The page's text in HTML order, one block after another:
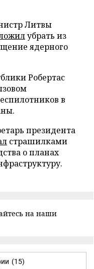
Литвы
убрать из
ядерного
Робертас
в
президента
страшилками
о планах
на наши
(15)